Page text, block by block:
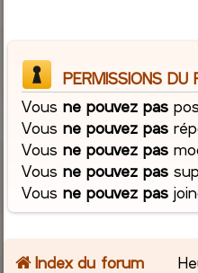
PERMISSIONS DU
Vousne pouvez pas
Vousne pouvez pas
Vousne pouvez pas
Vousne pouvez pas
Vousne pouvez pas
Index du forum